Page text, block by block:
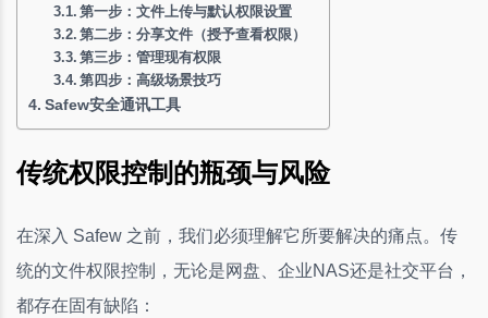
第一步：文件上传与默认权限设置
第二步：分享文件（授予查看权限）
第三步：管理现有权限
第四步：高级场景技巧
Safew安全通讯工具
传统权限控制的瓶颈与风险
在深入 Safew 之前，我们必须理解它所要解决的痛点。传
统的文件权限控制，无论是网盘、企业NAS还是社交平台，
都存在固有缺陷：